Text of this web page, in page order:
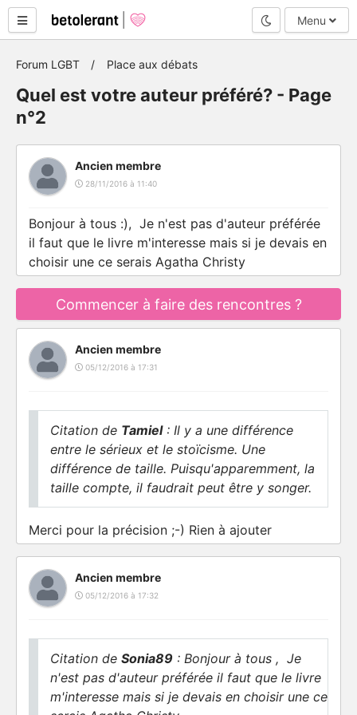
Mode nuit
Menu
Forum LGBT Place aux débats
Quel est votre auteur préféré? - Page
n°2
Ancien membre
28/11/2016 à 11:40
Bonjour à tous :), Je n'est pas d'auteur préférée
il faut que le livre m'interesse mais si je devais en
choisir une ce serais Agatha Christy
Commencer à faire des rencontres ?
Ancien membre
05/12/2016 à 17:31
Citation de Tamiel: Il y a une différence
entre le sérieux et le stoïcisme. Une
différence de taille. Puisqu'apparemment, la
taille compte, il faudrait peut être y songer.
Merci pour la précision ;-) Rien à ajouter
Ancien membre
05/12/2016 à 17:32
Citation de Sonia89 : Bonjour à tous , Je
n'est pas d'auteur préférée il faut que le livre
m'interesse mais si je devais en choisir une ce